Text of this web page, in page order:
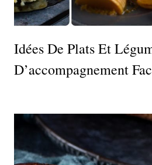
Idées De Plats Et
D’accompagnement